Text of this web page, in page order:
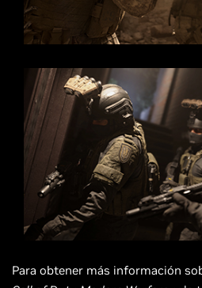
Para obtener más información